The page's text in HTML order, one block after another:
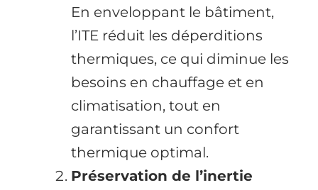
En enveloppant le bâtiment,
l’ITE réduit les déperditions
thermiques, ce qui diminue les
besoins en chauffage et en
climatisation, tout en
garantissant un confort
thermique optimal.
Préservation de l’inertie